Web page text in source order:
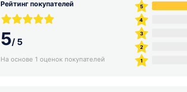
Рейтинг покупателей
5/5
На основе 1 оценок покупателей